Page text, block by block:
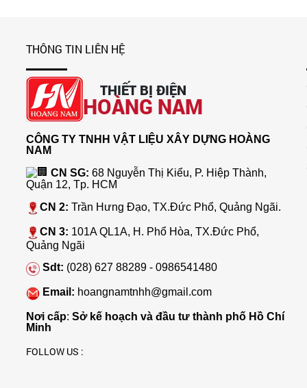
THÔNG TIN LIÊN HỆ
THIẾT BỊ ĐIỆN
HOÀNG NAM
CÔNG TY TNHH VẬT LIỆU XÂY DỰNG HOÀNG
NAM
CN SG: 68 Nguyễn Thị Kiểu, P. Hiệp Thành,
Quận 12, Tp. HCM
CN 2: Trần Hưng Đạo, TX.Đức Phổ, Quảng Ngãi.
CN 3: 101A QL1A, H. Phổ Hòa, TX.Đức Phổ,
Quảng Ngãi
Sdt: (028) 627 88289 - 0986541480
Email: hoangnamtnhh@gmail.com
Nơi cấp: Sở kế hoạch và đầu tư thành phố Hồ Chí
Minh
FOLLOW US :